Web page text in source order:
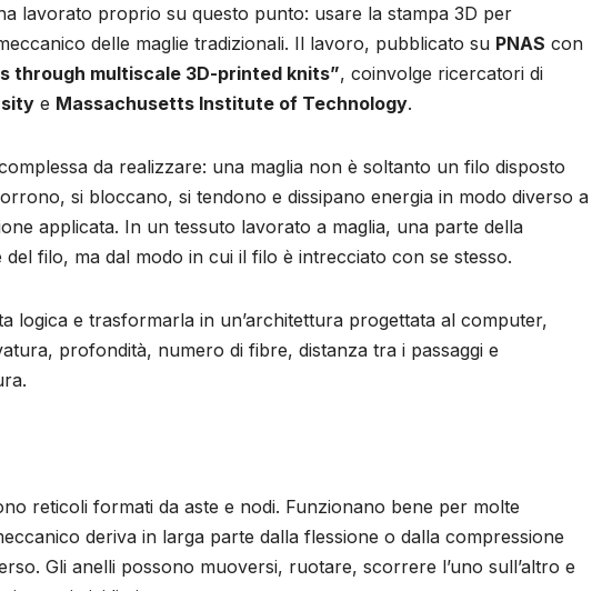
lavorato proprio su questo punto: usare la stampa 3D per
delle maglie tradizionali. Il lavoro, pubblicato su PNAS con
through multiscale 3D-printed knits”, coinvolge ricercatori di
e Massachusetts Institute of Technology.
da realizzare: una maglia non è soltanto un filo disposto
si bloccano, si tendono e dissipano energia in modo diverso a
applicata. In un tessuto lavorato a maglia, una parte della
filo, ma dal modo in cui il filo è intrecciato con se stesso.
logica e trasformarla in un’architettura progettata al computer,
profondità, numero di fibre, distanza tra i passaggi e
reticoli formati da aste e nodi. Funzionano bene per molte
deriva in larga parte dalla flessione o dalla compressione
Gli anelli possono muoversi, ruotare, scorrere l’uno sull’altro e